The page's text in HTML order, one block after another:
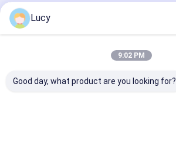
Lucy
9:02 PM
Good day, what product are you looking for?